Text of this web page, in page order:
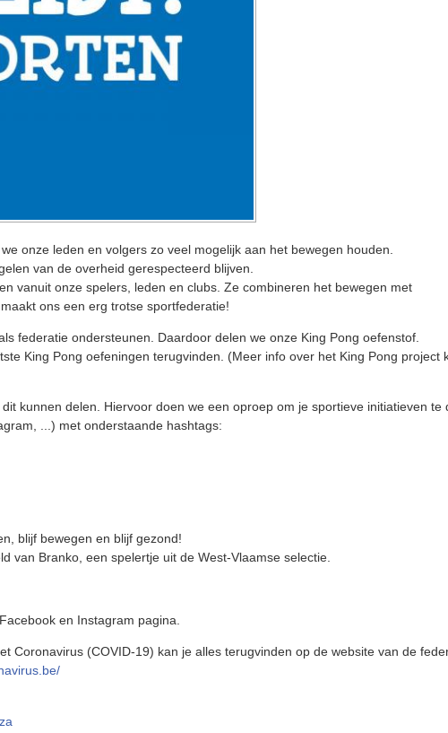
onze leden en volgers zo veel mogelijk aan het bewegen houden.
van de overheid gerespecteerd blijven.
vanuit onze spelers, leden en clubs. Ze combineren het bewegen met
ons een erg trotse sportfederatie!
federatie ondersteunen. Daardoor delen we onze King Pong oefenstof.
King Pong oefeningen terugvinden. (Meer info over het King Pong project
kunnen delen. Hiervoor doen we een oproep om je sportieve initiatieven te
...) met onderstaande hashtags:
blijf bewegen en blijf gezond!
van Branko, een spelertje uit de West-Vlaamse selectie.
en Instagram pagina.
Coronavirus (COVID-19) kan je alles terugvinden op de website van de